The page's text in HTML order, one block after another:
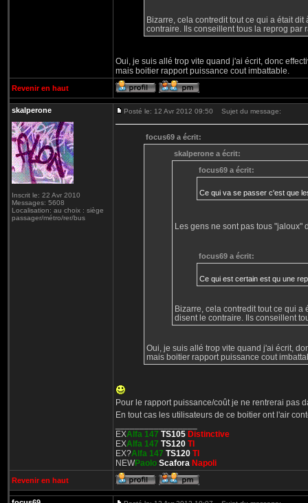
Bizarre, cela contredit tout ce qui a était
contraire. Ils conseillent tous la reprog par
Oui, je suis allé trop vite quand j'ai écrit, donc
mais boitier rapport puissance cout imbattable.
Revenir en haut
skalperone
Inscrit le: 22 Avr 2010
Messages: 5608
Localisation: au choix : siège
passager/métro/rer/bus
Posté le: 12 Avr 2012 09:50 Sujet du message:
focus69 a écrit:
skalperone a écrit:
focus69 a écrit:
Ce qui va se passer c'est que
Les gens ne sont pas tous "jaloux"
focus69 a écrit:
Ce qui est certain est qu une
Bizarre, cela contredit tout ce qui
disent le contraire. Ils conseillent
Oui, je suis allé trop vite quand j'ai écrit,
mais boitier rapport puissance cout
Pour le rapport puissance/coût je ne rentrerai pas
En tout cas les utilisateurs de ce boitier ont l'air
EXAlfa 147 TS105 Distinctive
EXAlfa 147 TS120 TI
EX?Alfa 147 TS120 TI
NEWPaolo Scafora Napoli
Revenir en haut